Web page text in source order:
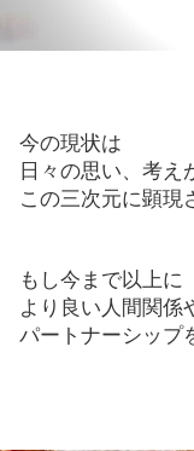
今の現状は
日々の思い、考え
この三次元に顕現
もし今まで以上に
より良い人間関係
パートナーシップ